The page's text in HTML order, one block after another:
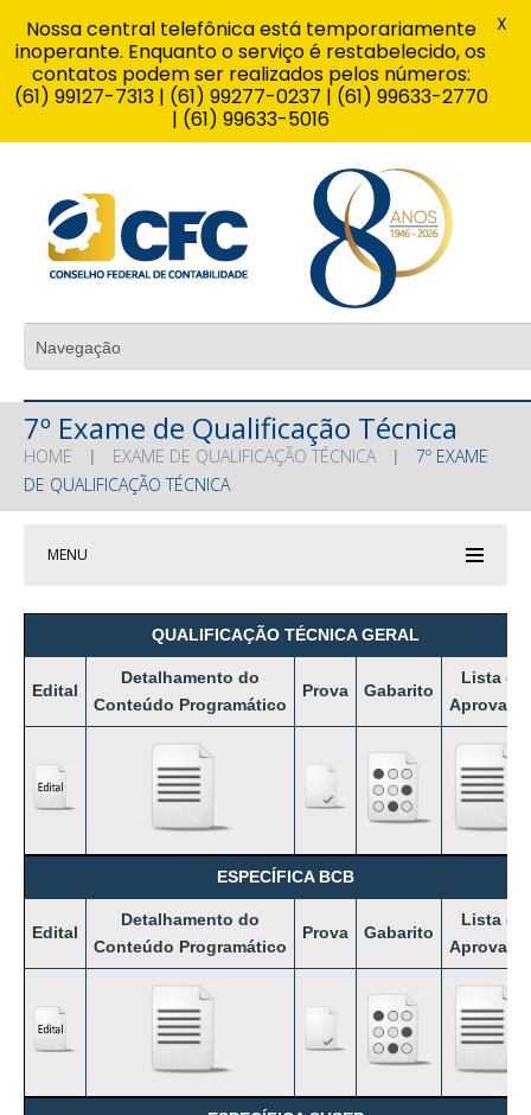
7º Exame de Qualificação Técnica
HOME EXAME DE QUALIFICAÇÃO TÉCNICA
7º EXAME
DE QUALIFICAÇÃO TÉCNICA
MENU
QUALIFICAÇÃO TÉCNICA GERAL
Edital
Detalhamento do
Conteúdo Programático
Prova Gabarito
Lista de
ESPECÍFICA BCB
Edital
Detalhamento do
Conteúdo Programático
Prova Gabarito
Lista de
Nossa central telefônica está temporariamente
inoperante. Enquanto o serviço é restabelecido, os
contatos podem ser realizados pelos números:
(61) 99127-7313 | (61) 99277-0237 | (61) 99633-2770
| (61) 99633-5016
X